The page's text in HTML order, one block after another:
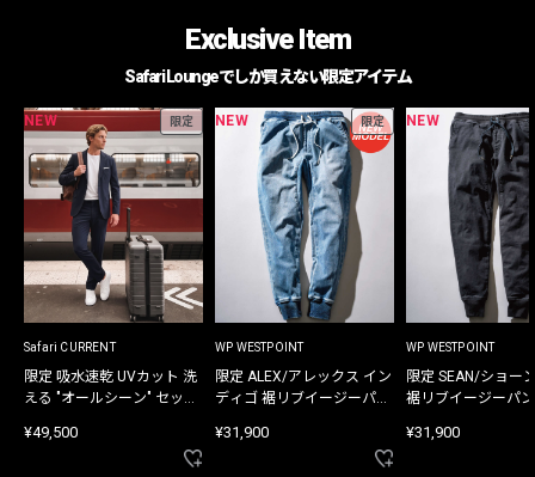
Exclusive Item
Safari Loungeでしか買えない限定アイテム
NEW 限定
Safari CURRENT
限定 吸水速乾 UVカット 洗
える "オールシーン" セット
¥49,500
NEW 限定
WP WESTPOINT
限定 ALEX/アレックス イン
ディゴ 裾リブイージーパン
¥31,900
NEW
WP WESTPOINT
限定 SEAN/ショー
裾リブイージーパ
¥31,900